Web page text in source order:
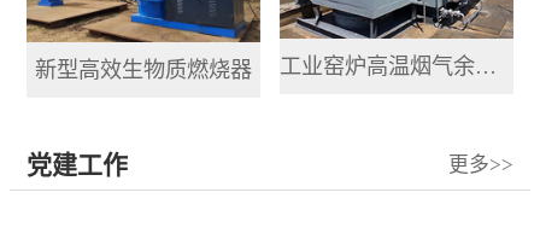
新型高效生物质燃烧器 工业窑炉高温烟气余热提取利用系统
党建工作 更多>>